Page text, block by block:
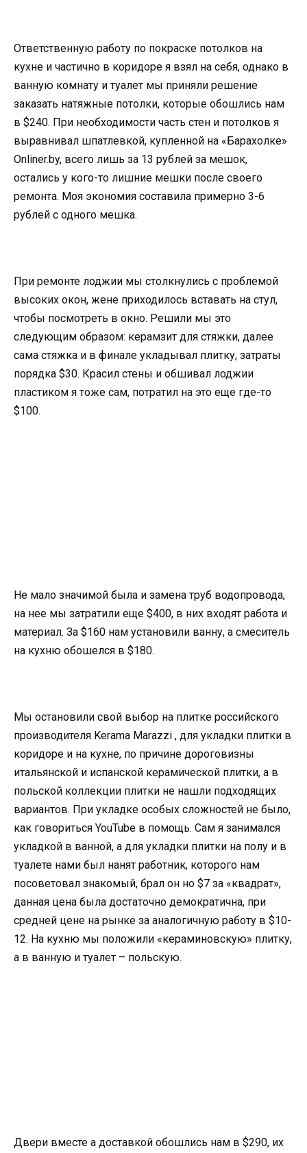
Ответственную работу по покраске потолков на
кухне и частично в коридоре я взял на себя, однако в
ванную комнату и туалет мы приняли решение
заказать натяжные потолки, которые обошлись нам
в $240. При необходимости часть стен и потолков я
выравнивал шпатлевкой, купленной на «Барахолке»
Onliner.by, всего лишь за 13 рублей за мешок,
остались у кого-то лишние мешки после своего
ремонта. Моя экономия составила примерно 3-6
рублей с одного мешка.
При ремонте лоджии мы столкнулись с проблемой
высоких окон, жене приходилось вставать на стул,
чтобы посмотреть в окно. Решили мы это
следующим образом: керамзит для стяжки, далее
сама стяжка и в финале укладывал плитку, затраты
порядка $30. Красил стены и обшивал лоджии
пластиком я тоже сам, потратил на это еще где-то
$100.
Не мало значимой была и замена труб водопровода,
на нее мы затратили еще $400, в них входят работа и
материал. За $160 нам установили ванну, а смеситель
на кухню обошелся в $180.
Мы остановили свой выбор на плитке российского
производителя Kerama Marazzi , для укладки плитки в
коридоре и на кухне, по причине дороговизны
итальянской и испанской керамической плитки, а в
польской коллекции плитки не нашли подходящих
вариантов. При укладке особых сложностей не было,
как говориться YouTube в помощь. Сам я занимался
укладкой в ванной, а для укладки плитки на полу и в
туалете нами был нанят работник, которого нам
посоветовал знакомый, брал он но $7 за «квадрат»,
данная цена была достаточно демократична, при
средней цене на рынке за аналогичную работу в $10-
12. На кухню мы положили «кераминовскую» плитку,
а в ванную и туалет – польскую.
Двери вместе а доставкой обошлись нам в $290, их